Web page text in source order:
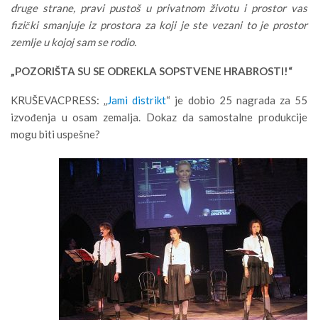
druge strane, pravi pustoš u privatnom životu i prostor vas
fizički smanjuje iz prostora za koji je ste vezani to je prostor
zemlje u kojoj sam se rodio.
„POZORIŠTA SU SE ODREKLA SOPSTVENE HRABROSTI!“
KRUŠEVACPRESS: „Jami distrikt“ je dobio 25 nagrada za 55
izvođenja u osam zemalja. Dokaz da samostalne produkcije
mogu biti uspešne?